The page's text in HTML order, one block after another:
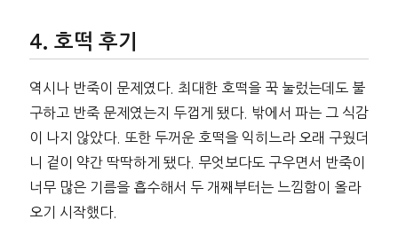
호떡 후기
역시나 반죽이 문제였다. 최대한 호떡을 꾹 눌렀는데도 불
구하고 반죽 문제였는지 두껍게 됐다. 밖에서 파는 그 식감
이 나지 않았다. 또한 두꺼운 호떡을 익히느라 오래 구웠더
니 겉이 약간 딱딱하게 됐다. 무엇보다도 구우면서 반죽이
너무 많은 기름을 흡수해서 두 개째부터는 느낌함이 올라
오기 시작했다.